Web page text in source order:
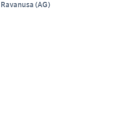
Ravanusa (AG)